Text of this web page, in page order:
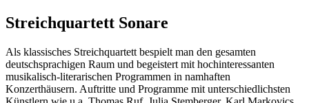
Streichquartett Sonare
Als klassisches Streichquartett bespielt man den gesamten
deutschsprachigen Raum und begeistert mit hochinteressanten
musikalisch-literarischen Programmen in namhaften
Konzerthäusern. Auftritte und Programme mit unterschiedlichsten